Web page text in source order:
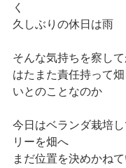
く
久しぶりの休日は雨
そんな気持ちを察し
はたまた責任持って
いとのことなのか
今日はベランダ栽培
リーを畑へ
まだ位置を決めかね